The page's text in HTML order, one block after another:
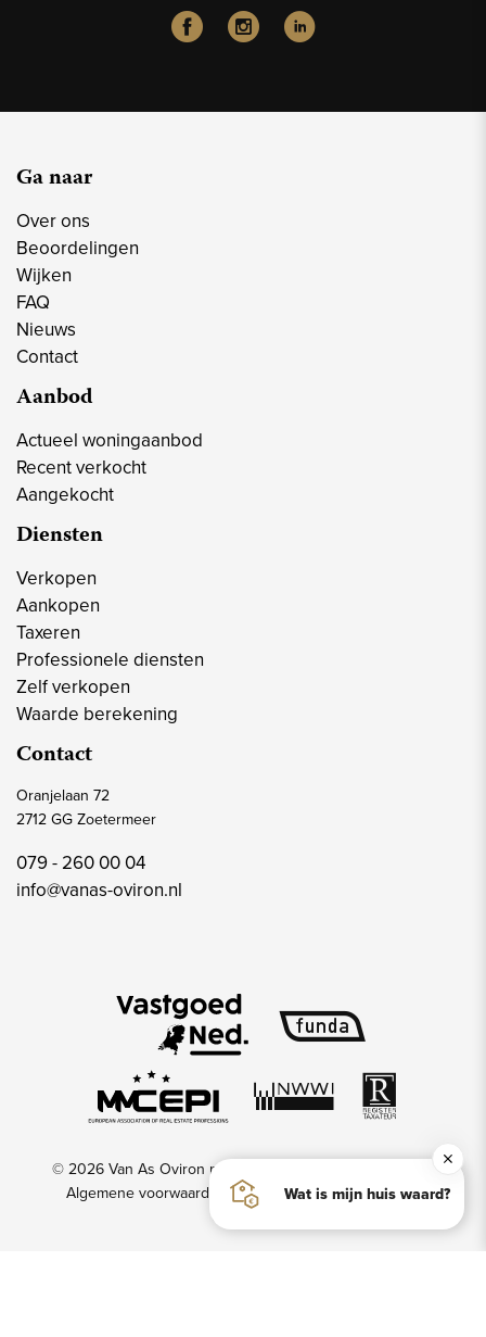
Ga naar
Over ons
Beoordelingen
Wijken
FAQ
Nieuws
Contact
Aanbod
Actueel woningaanbod
Recent verkocht
Aangekocht
Diensten
Verkopen
Aankopen
Taxeren
Professionele diensten
Zelf verkopen
Waarde berekening
Contact
Oranjelaan 72
2712 GG Zoetermeer
079 - 260 00 04
info@vanas-oviron.nl
© 2026 Van As Oviron makelaars & taxateurs
Algemene voorwaarden
Disclaimer
Website door
OGonline
Wat is mijn huis waard?